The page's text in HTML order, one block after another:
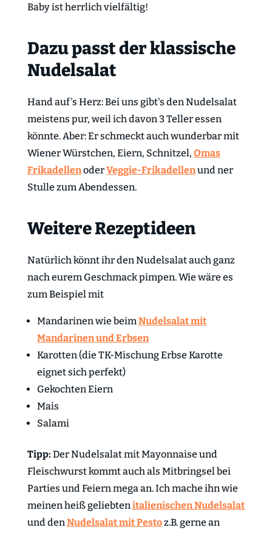
Baby ist herrlich vielfältig!
Dazu passt der klassische
Nudelsalat
Hand auf's Herz: Bei uns gibt's den Nudelsalat
meistens pur, weil ich davon 3 Teller essen
könnte. Aber: Er schmeckt auch wunderbar mit
Wiener Würstchen, Eiern, Schnitzel, Omas
FrikadellenoderVeggie-Frikadellenund ner
Stulle zum Abendessen.
Weitere Rezeptideen
Natürlich könnt ihr den Nudelsalat auch ganz
nach eurem Geschmack pimpen. Wie wäre es
zum Beispiel mit
Mandarinen wie beim Nudelsalat mit
Mandarinen und Erbsen
Karotten (die TK-Mischung Erbse Karotte
eignet sich perfekt)
Gekochten Eiern
Mais
Salami
Tipp: Der Nudelsalat mit Mayonnaise und
Fleischwurst kommt auch als Mitbringsel bei
Parties und Feiern mega an. Ich mache ihn wie
meinen heiß geliebten italienischen Nudelsalat
und den Nudelsalat mit Pestoz.B. gerne an